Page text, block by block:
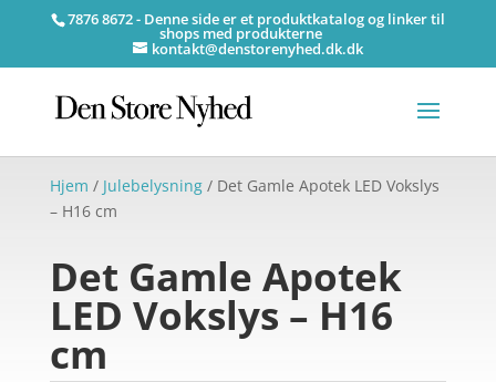
7876 8672 - Denne side er et produktkatalog og linker til
shops med produkterne
kontakt@denstorenyhed.dk.dk
Hjem / Julebelysning/ Det Gamle Apotek LED Vokslys
– H16 cm
Det Gamle Apotek
LED Vokslys – H16
cm